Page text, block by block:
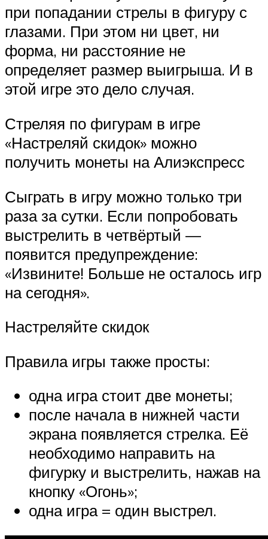
при попадании стрелы в фигуру с
глазами. При этом ни цвет, ни
форма, ни расстояние не
определяет размер выигрыша. И в
этой игре это дело случая.
Стреляя по фигурам в игре
«Настреляй скидок» можно
получить монеты на Алиэкспресс
Сыграть в игру можно только три
раза за сутки. Если попробовать
выстрелить в четвёртый —
появится предупреждение:
«Извините! Больше не осталось игр
на сегодня».
Настреляйте скидок
Правила игры также просты:
одна игра стоит две монеты;
после начала в нижней части
экрана появляется стрелка. Её
необходимо направить на
фигурку и выстрелить, нажав на
кнопку «Огонь»;
одна игра = один выстрел.